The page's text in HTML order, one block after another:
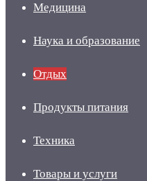
Медицина
Наука и образование
Отдых
Продукты питания
Техника
Товары и услуги